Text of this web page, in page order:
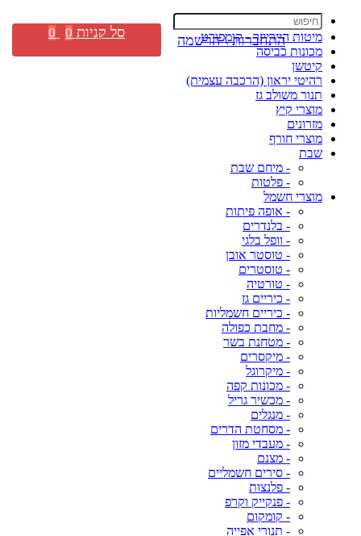
מיטות היירייזר - קומפורט
מכונות כביסה
קיטשן
רהיטי יראון (הרכבה עצמית)
תנור משולב גז
מוצרי קיץ
מזרונים
מוצרי חורף
שבת
- מיחם שבת
- פלטות
מוצרי חשמל
- אופה פיתות
- בלנדרים
- וופל בלגי
- טוסטר אובן
- טוסטרים
- טורטיה
- כיריים גז
- כיריים חשמליות
- מחבת כפולה
- מטחנת בשר
- מיקסרים
- מיקרוגל
- מכונות קפה
- מכשיר גריל
- מנגלים
- מסחטת הדרים
- מעבדי מזון
- מצנם
- סירים חשמליים
- פלנצות
- פנקייק וקרפ
- קומקום
- תנורי אפייה
התחברות \ הרשמה סל קניות 0
0